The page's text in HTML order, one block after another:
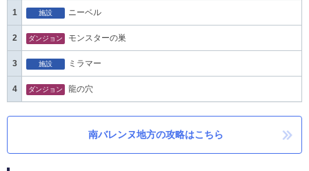
1 施設 ニーベル
2 ダンジョン モンスターの巣
3 施設 ミラマー
4 ダンジョン 龍の穴
南バレンヌ地方の攻略はこちら